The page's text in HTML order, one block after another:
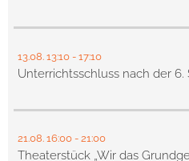
13.08. 13:10 - 17:10
Unterrichtsschluss nach der 6.
21.08. 16:00 - 21:00
Theaterstück „Wir das